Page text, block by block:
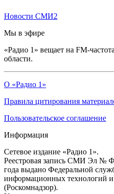
Новости СМИ2
Мы в эфире
«Радио 1» вещает на FM-
области.
О «Радио 1»
Правила цитирования
Пользовательское соглашение
Информация
Сетевое издание «Радио 1».
Реестровая запись СМИ Эл №
года выдано Федеральной
информационных технологий
(Роскомнадзор).